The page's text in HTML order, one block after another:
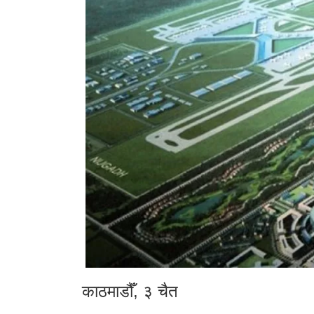
काठमाडौँ, ३ चैत